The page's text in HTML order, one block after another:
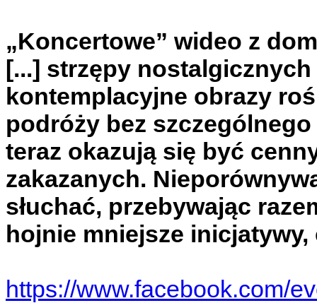
„Koncertowe” wideo z
[...] strzępy
kontemplacyjne obrazy
podróży bez
teraz okazują się być
zakazanych.
słuchać, przebywając
hojnie mniejsze
https://www.facebook.com/